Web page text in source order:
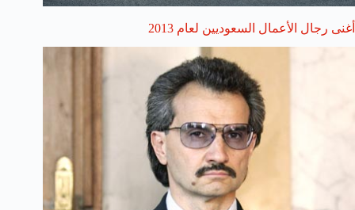
أغنى رجال الأعمال السعوديين لعام 2013